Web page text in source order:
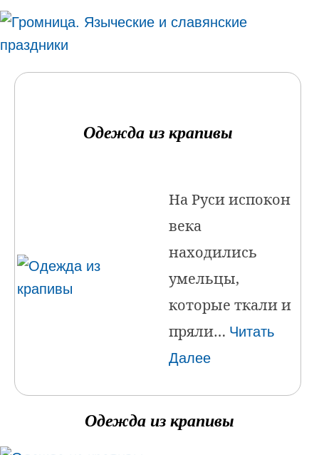
Одежда из крапивы
На Руси испокон
века
находились
умельцы,
которые ткали и
пряли… Читать
Далее
Одежда из крапивы